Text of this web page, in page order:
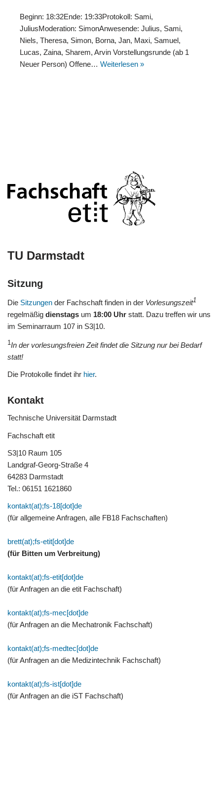
Beginn: 18:32Ende: 19:33Protokoll: Sami,
JuliusModeration: SimonAnwesende: Julius, Sami,
Niels, Theresa, Simon, Borna, Jan, Maxi, Samuel,
Lucas, Zaina, Sharem, Arvin Vorstellungsrunde (ab 1
Neuer Person) Offene… Weiterlesen »
TU Darmstadt
Sitzung
Die Sitzungen der Fachschaft finden in der Vorlesungszeit1
regelmäßig dienstags um 18:00 Uhr statt. Dazu treffen wir uns
im Seminarraum 107 in S3|10.
1In der vorlesungsfreien Zeit findet die Sitzung nur bei Bedarf
statt!
Die Protokolle findet ihr hier.
Kontakt
Technische Universität Darmstadt
Fachschaft etit
S3|10 Raum 105
Landgraf-Georg-Straße 4
64283 Darmstadt
Tel.: 06151 1621860
kontakt(at);fs-18[dot]de
(für allgemeine Anfragen, alle FB18 Fachschaften)
brett(at);fs-etit[dot]de
(für Bitten um Verbreitung)
kontakt(at);fs-etit[dot]de
(für Anfragen an die etit Fachschaft)
kontakt(at);fs-mec[dot]de
(für Anfragen an die Mechatronik Fachschaft)
kontakt(at);fs-medtec[dot]de
(für Anfragen an die Medizintechnik Fachschaft)
kontakt(at);fs-ist[dot]de
(für Anfragen an die iST Fachschaft)